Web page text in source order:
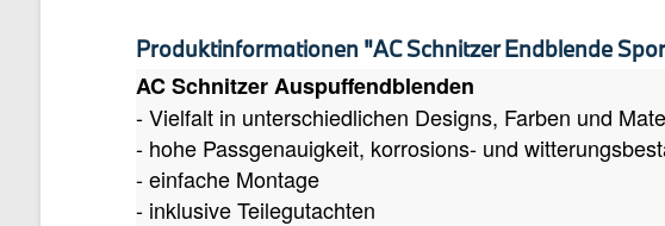
Produktinformationen "AC Schnitzer Endblende
AC Schnitzer Auspuffendblenden
- Vielfalt in unterschiedlichen Designs, Farben und
- hohe Passgenauigkeit, korrosions- und
- einfache Montage
- inklusive Teilegutachten